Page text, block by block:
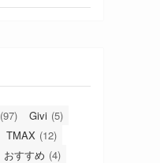
(97) Givi (5)
TMAX (12)
おすすめ (4)